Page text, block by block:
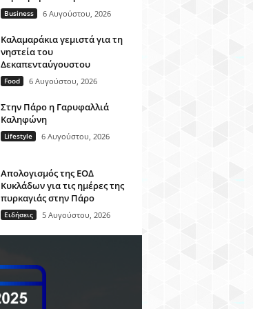
Business 6 Αυγούστου, 2026
Καλαμαράκια γεμιστά για τη
νηστεία του
Δεκαπενταύγουστου
Food 6 Αυγούστου, 2026
Στην Πάρο η Γαρυφαλλιά
Καληφώνη
Lifestyle 6 Αυγούστου, 2026
Απολογισμός της ΕΟΔ
Κυκλάδων για τις ημέρες της
πυρκαγιάς στην Πάρο
Ειδήσεις 5 Αυγούστου, 2026